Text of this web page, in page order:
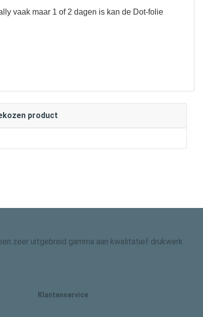
vaak maar 1 of 2 dagen is kan de Dot-folie
product
zeer uitgebreid gamma aan kwalitatief drukwerk
Klantenservice